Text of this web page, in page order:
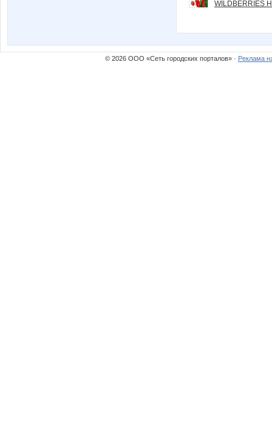
© 2026 ООО «Сеть городских порталов» · Реклама